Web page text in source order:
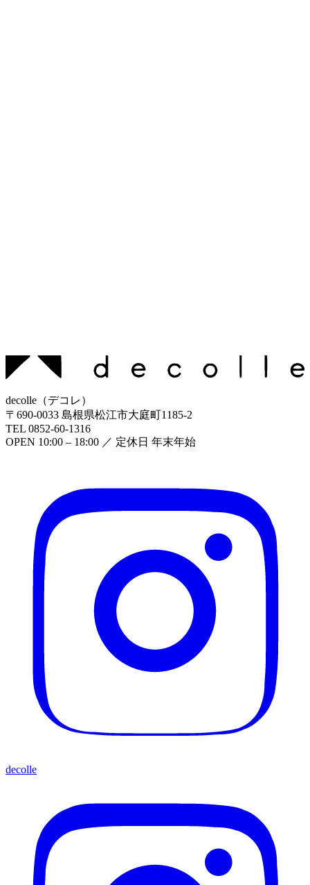
decolle （デコレ ）
〒 690-0033 島根県松江市大庭町1185-2
TEL 0852-60-1316
OPEN 10:00 – 18:00 ／ 定休日 年末年始
decolle